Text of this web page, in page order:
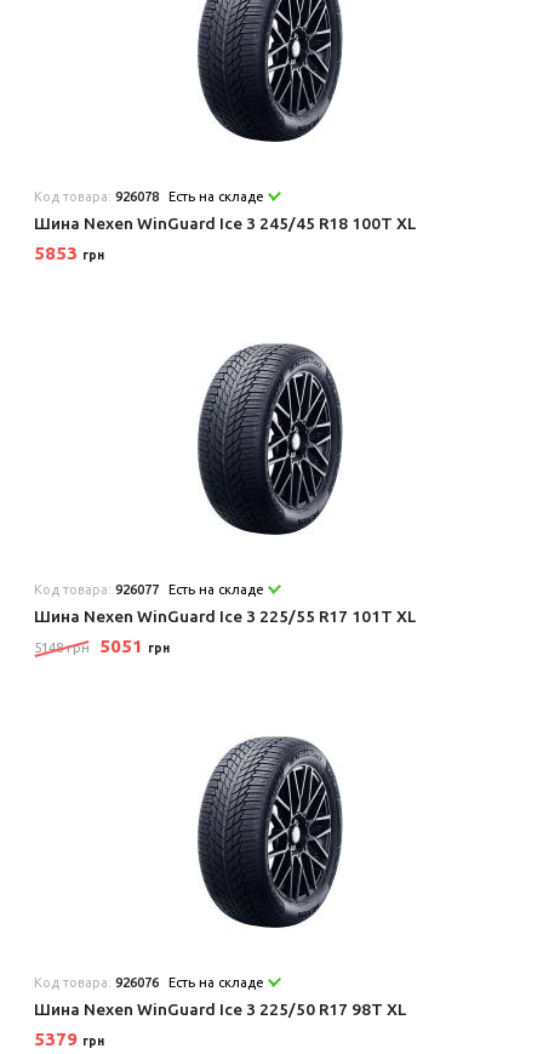
Код товара:926078 Есть на складе
Шина Nexen WinGuard Ice 3 245/45 R18 100T XL
5853 грн
Код товара:926077 Есть на складе
Шина Nexen WinGuard Ice 3 225/55 R17 101T XL
5148 грн 5051 грн
Код товара:926076 Есть на складе
Шина Nexen WinGuard Ice 3 225/50 R17 98T XL
5379 грн